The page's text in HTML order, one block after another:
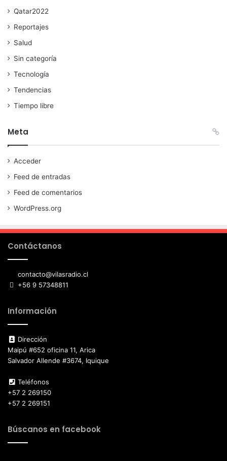
Qatar2022
Reportajes
Salud
Sin categoría
Tecnología
Tendencias
Tiempo libre
Meta
Acceder
Feed de entradas
Feed de comentarios
WordPress.org
Contáctanos
contacto@vilasradio.cl
+56 9 57348811
Información
Dirección
Maipú #652 oficina 11, Arica
Salvador Allende #3674, Iquique
Teléfonos
+57 2 269150
+57 2 269151
Búscanos en facebook